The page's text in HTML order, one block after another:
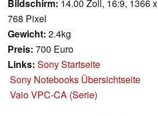
Bildschirm: 14.00 Zoll, 16:9, 1366 x
768 Pixel
Gewicht: 2.4kg
Preis: 700 Euro
Links: Sony Startseite
Sony Notebooks Übersichtseite
Vaio VPC-CA (Serie)